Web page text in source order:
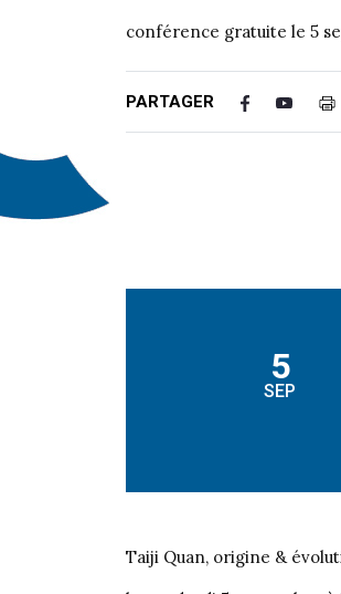
conférence gratuite le 5
PARTAGER
5
SEP
Taiji Quan, origine &